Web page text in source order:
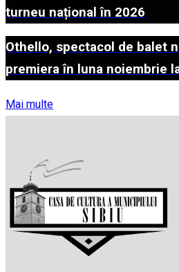
turneu național în 2026
Othello, spectacol de balet
premiera în luna noiembrie
Mai multe